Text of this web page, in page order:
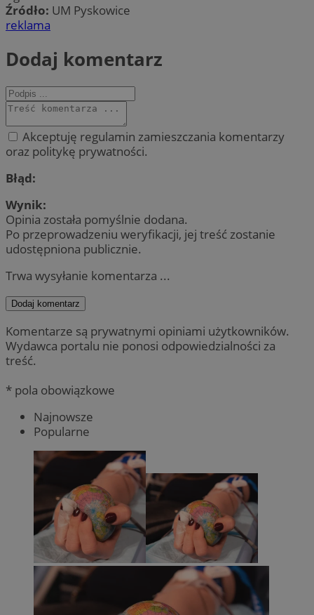
Źródło: UM Pyskowice
reklama
Dodaj komentarz
Akceptuję regulamin zamieszczania komentarzy
oraz politykę prywatności.
Błąd:
Wynik:
Opinia została pomyślnie dodana.
Po przeprowadzeniu weryfikacji, jej treść zostanie
udostępniona publicznie.
Trwa wysyłanie komentarza ...
Dodaj komentarz
Komentarze są prywatnymi opiniami użytkowników.
Wydawca portalu nie ponosi odpowiedzialności za
treść.
* pola obowiązkowe
Najnowsze
Popularne